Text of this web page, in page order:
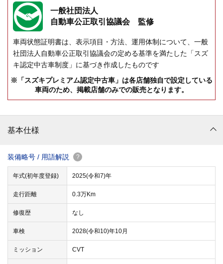
一般社団法人
自動車公正取引協議会 監修
車両状態証明書は、表示項目・方法、運用体制について、一般
社団法人自動車公正取引協議会の定める基準を満たした「スズ
キ認定中古車制度」に基づき作成したものです
※「スズキプレミアム認定中古車」は各店舗独自で設定している
車両のため、掲載店舗のみでの販売となります。
基本仕様
装備略号 / 用語解説 ?
年式(初年度登録) 2025(令和7)年
走行距離 0.3万Km
修復歴 なし
車検 2028(令和10)年10月
ミッション CVT